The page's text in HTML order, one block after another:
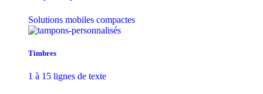
Solutions mobiles compactes
Timbres
1 à 15 lignes de texte